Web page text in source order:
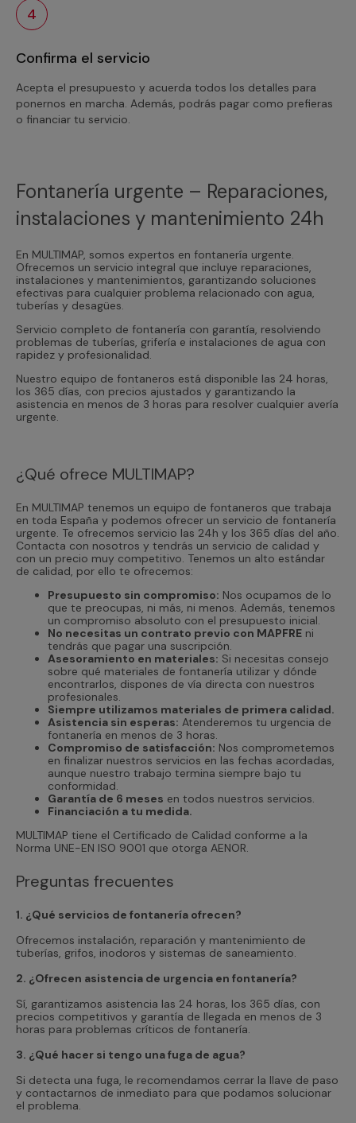
4
Confirma el servicio
Acepta el presupuesto y acuerda todos los detalles para
ponernos en marcha. Además, podrás pagar como prefieras
o financiar tu servicio.
Fontanería urgente – Reparaciones,
instalaciones y mantenimiento 24h
En MULTIMAP, somos expertos en fontanería urgente.
Ofrecemos un servicio integral que incluye reparaciones,
instalaciones y mantenimientos, garantizando soluciones
efectivas para cualquier problema relacionado con agua,
tuberías y desagües.
Servicio completo de fontanería con garantía, resolviendo
problemas de tuberías, grifería e instalaciones de agua con
rapidez y profesionalidad.
Nuestro equipo de fontaneros está disponible las 24 horas,
los 365 días, con precios ajustados y garantizando la
asistencia en menos de 3 horas para resolver cualquier avería
urgente.
¿Qué ofrece MULTIMAP?
En MULTIMAP tenemos un equipo de fontaneros que trabaja
en toda España y podemos ofrecer un servicio de fontanería
urgente. Te ofrecemos servicio las 24h y los 365 días del año.
Contacta con nosotros y tendrás un servicio de calidad y
con un precio muy competitivo. Tenemos un alto estándar
de calidad, por ello te ofrecemos:
Presupuesto sin compromiso: Nos ocupamos de lo
que te preocupas, ni más, ni menos. Además, tenemos
un compromiso absoluto con el presupuesto inicial.
No necesitas un contrato previo con MAPFRE ni
tendrás que pagar una suscripción.
Asesoramiento en materiales: Si necesitas consejo
sobre qué materiales de fontanería utilizar y dónde
encontrarlos, dispones de vía directa con nuestros
profesionales.
Siempre utilizamos materiales de primera calidad.
Asistencia sin esperas: Atenderemos tu urgencia de
fontanería en menos de 3 horas.
Compromiso de satisfacción: Nos comprometemos
en finalizar nuestros servicios en las fechas acordadas,
aunque nuestro trabajo termina siempre bajo tu
conformidad.
Garantía de 6 meses en todos nuestros servicios.
Financiación a tu medida.
MULTIMAP tiene el Certificado de Calidad conforme a la
Norma UNE-EN ISO 9001 que otorga AENOR.
Preguntas frecuentes
1. ¿Qué servicios de fontanería ofrecen?
Ofrecemos instalación, reparación y mantenimiento de
tuberías, grifos, inodoros y sistemas de saneamiento.
2. ¿Ofrecen asistencia de urgencia en fontanería?
Sí, garantizamos asistencia las 24 horas, los 365 días, con
precios competitivos y garantía de llegada en menos de 3
horas para problemas críticos de fontanería.
3. ¿Qué hacer si tengo una fuga de agua?
Si detecta una fuga, le recomendamos cerrar la llave de paso
y contactarnos de inmediato para que podamos solucionar
el problema.